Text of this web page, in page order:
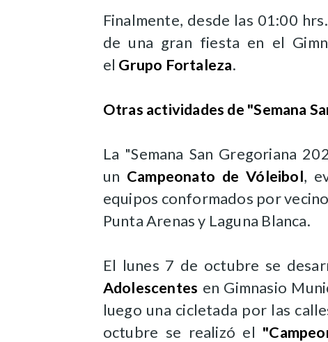
Finalmente, desde las 01:00
de una gran fiesta en el
el Grupo Fortaleza.
Otras actividades de "Semana
La "Semana San Gregoriana
un Campeonato de Vóleibol,
equipos conformados por
Punta Arenas y Laguna Blanca.
El lunes 7 de octubre se
Adolescentes en Gimnasio
luego una cicletada por las
octubre se realizó el